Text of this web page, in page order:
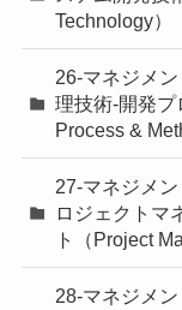
Technology）
26-マネジメ
理技術-開発
Process &
27-マネジメ
ロジェクトマ
ト（Project
28-マネジメ